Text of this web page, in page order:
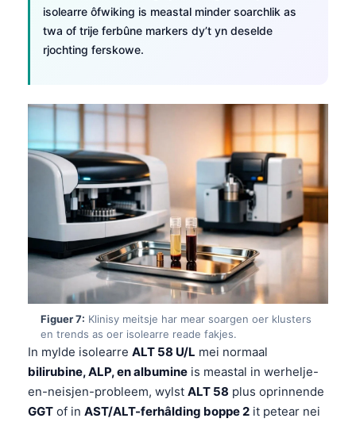
isolearre ôfwiking is meastal minder soarchlik as
twa of trije ferbûne markers dy’t yn deselde
rjochting ferskowe.
Figuer 7: Klinisy meitsje har mear soargen oer klusters
en trends as oer isolearre reade fakjes.
In mylde isolearre ALT 58 U/L mei normaal
bilirubine, ALP, en albumine is meastal in werhelje-
en-neisjen-probleem, wylst ALT 58 plus oprinnende
GGT of in AST/ALT-ferhâlding boppe 2 it petear nei
Magyar
Shqip
বাংলা
اردو
मराठी
తెలుగు
தமிழ்
ગુજરાતી
ಕನ್ನಡ
മലയാളം
Bahasa Melayu
ဗမာစာ
ភាសាខ្មែរ